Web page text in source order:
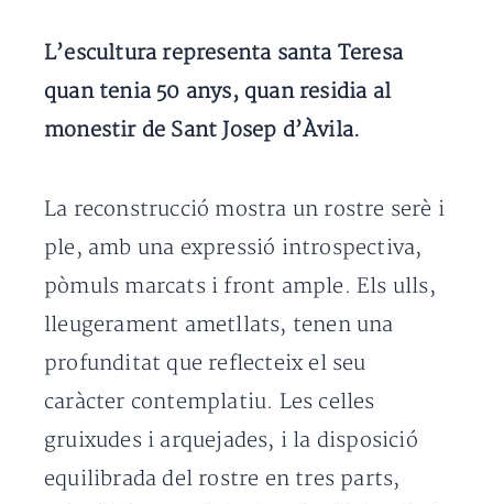
L’escultura representa santa Teresa
quan tenia 50 anys, quan residia al
monestir de Sant Josep d’Àvila.
La reconstrucció mostra un rostre serè i
ple, amb una expressió introspectiva,
pòmuls marcats i front ample. Els ulls,
lleugerament ametllats, tenen una
profunditat que reflecteix el seu
caràcter contemplatiu. Les celles
gruixudes i arquejades, i la disposició
equilibrada del rostre en tres parts,